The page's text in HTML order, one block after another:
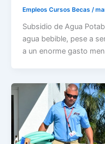
Empleos Cursos Becas/
Subsidio de Agua
agua bebible, pese a
a un enorme gasto